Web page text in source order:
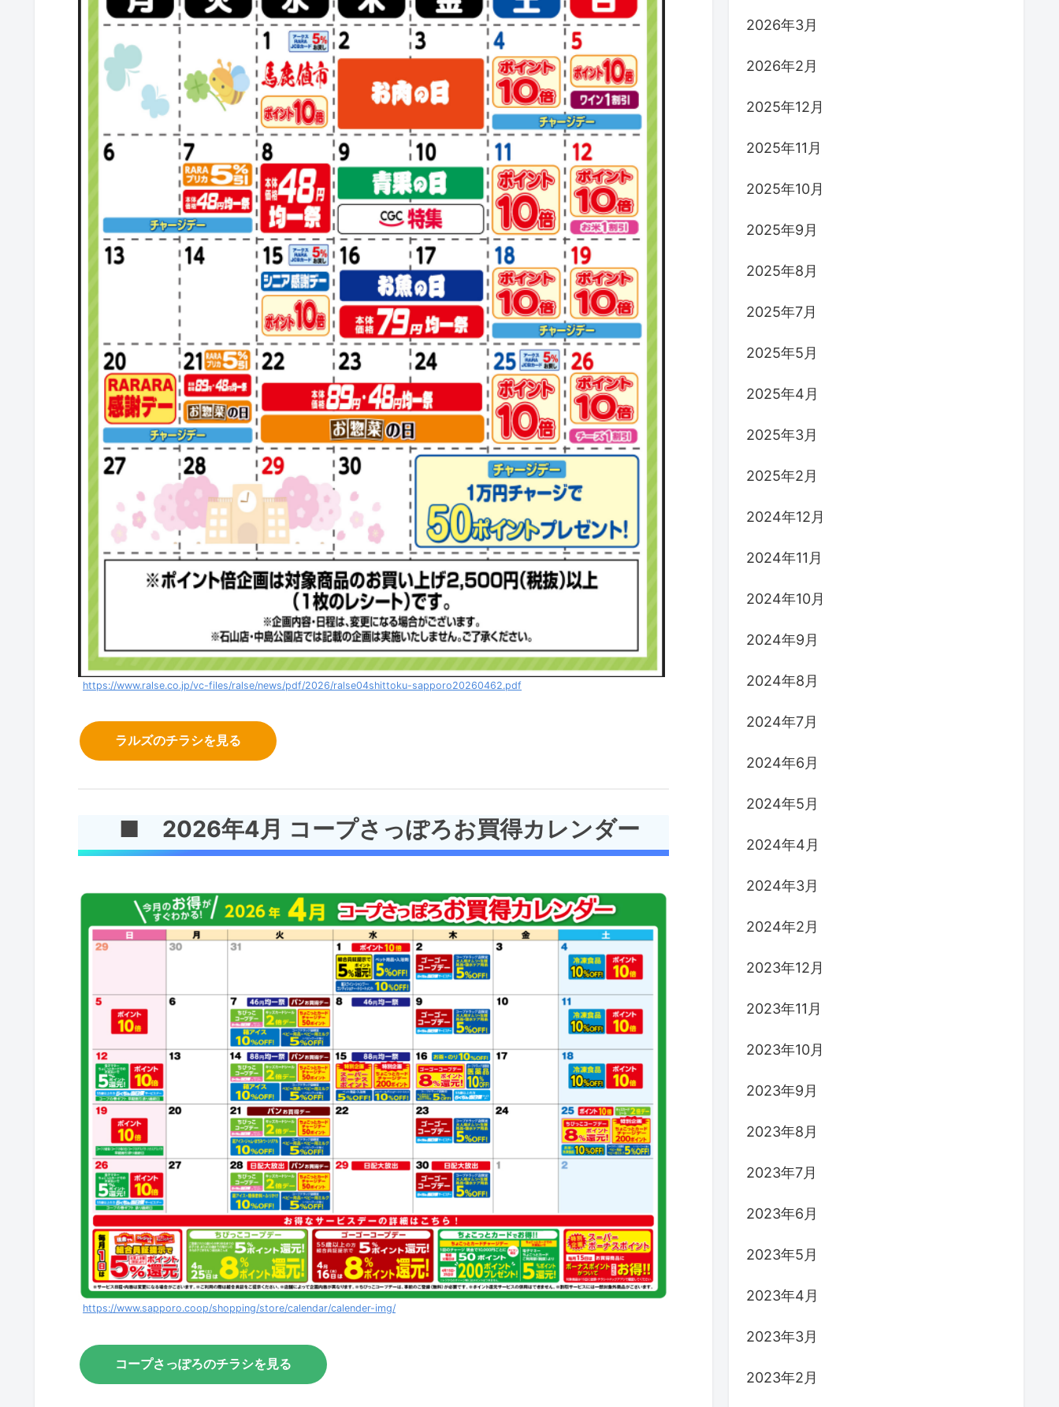
https://www.ralse.co.jp/vc-files/ralse/news/pdf/2026/ralse04shittoku-sapporo20260462.pdf
ラルズのチラシを見る
■ 2026年4月 コープさっぽろお買得カレンダー
https://www.sapporo.coop/shopping/store/calendar/calender-img/
コープさっぽろのチラシを見る
2026年3月
2026年2月
2025年12月
2025年11月
2025年10月
2025年9月
2025年8月
2025年7月
2025年5月
2025年4月
2025年3月
2025年2月
2024年12月
2024年11月
2024年10月
2024年9月
2024年8月
2024年7月
2024年6月
2024年5月
2024年4月
2024年3月
2024年2月
2023年12月
2023年11月
2023年10月
2023年9月
2023年8月
2023年7月
2023年6月
2023年5月
2023年4月
2023年3月
2023年2月